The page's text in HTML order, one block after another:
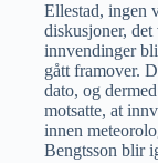
Ellestad, ingen
diskusjoner,
innvendinger
gått framover.
dato, og
motsatte, at
innen
Bengtsson blir